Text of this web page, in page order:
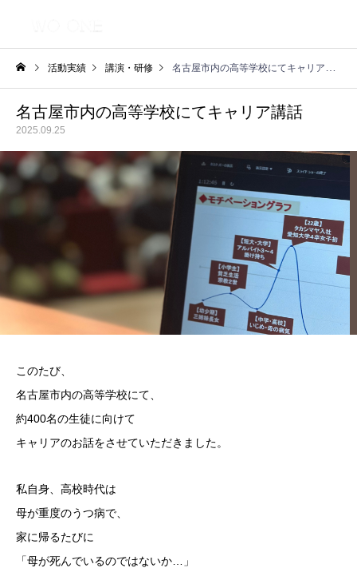
活動実績 講演・研修 名古屋市内の高等学校にてキャリア講話
名古屋市内の高等学校にてキャリア講話
2025.09.25
このたび、
名古屋市内の高等学校にて、
約400名の生徒に向けて
キャリアのお話をさせていただきました。
私自身、高校時代は
母が重度のうつ病で、
家に帰るたびに
「母が死んでいるのではないか…」